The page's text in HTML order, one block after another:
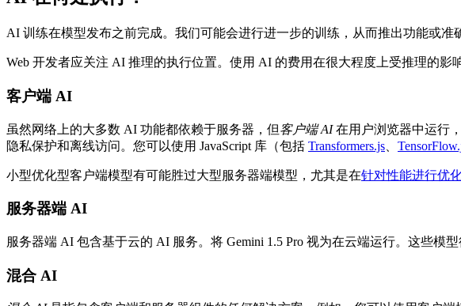
AI 训练在模型发布之前完成。我们可能会进行进一步的训练，从而推出功能或准
Web 开发者应关注 AI 推理的执行位置。使用 AI 的费用在很大程度上受推理的影
客户端 AI
虽然网络上的大多数 AI 功能都依赖于服务器，但客户端 AI在用户浏览器中运行
隐私保护和离线访问。您可以使用 JavaScript 库（包括 Transformers.js
小型优化型客户端模型有可能胜过大型服务器端模型，尤其是在针对性能进行优
服务器端 AI
服务器端 AI 包含基于云的 AI 服务。将 Gemini 1.5 Pro 视为在云端运行。这些模
混合 AI